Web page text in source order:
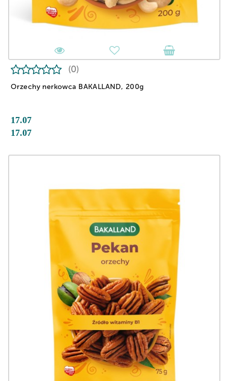
Orzechy nerkowca BAKALLAND, 200g
(0)
17.07
17.07